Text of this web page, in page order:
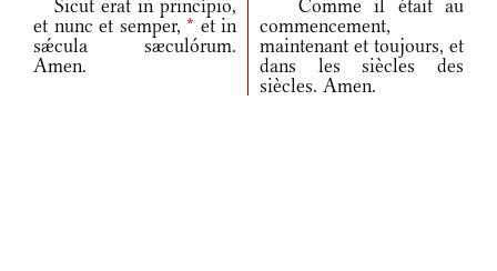
Sicut erat in princípio,
et nunc et semper, * et in
sǽcula sæculórum.
Amen.
Comme il était au
commencement,
maintenant et toujours, et
dans les siècles des
siècles. Amen.